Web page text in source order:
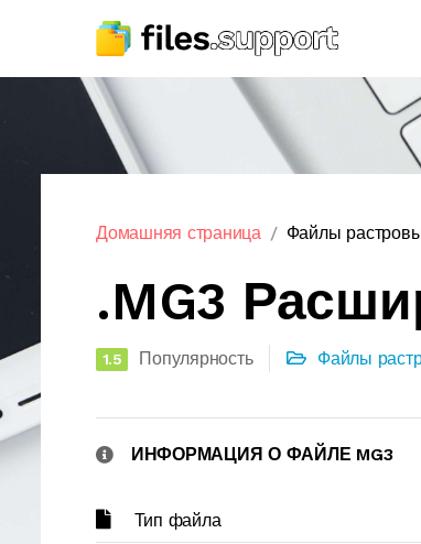
Домашняя страница Файлы
.MG3
1.5 Популярность Файлы
ИНФОРМАЦИЯ О ФАЙЛЕ MG3
Тип файла